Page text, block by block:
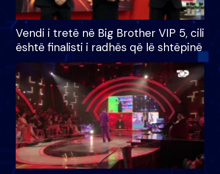
Vendi i tretë në Big Brother VIP 5, cili
është finalisti i radhës që lë shtëpinë